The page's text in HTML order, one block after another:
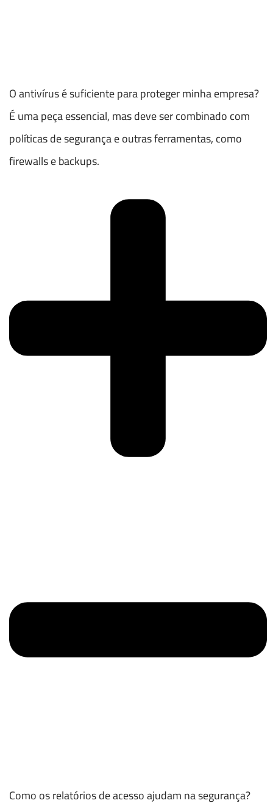
O antivírus é suficiente para proteger minha empresa?
É uma peça essencial, mas deve ser combinado com
políticas de segurança e outras ferramentas, como
firewalls e backups.
Como os relatórios de acesso ajudam na segurança?